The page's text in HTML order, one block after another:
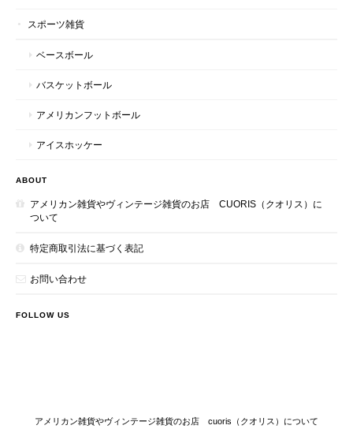
スポーツ雑貨
ベースボール
バスケットボール
アメリカンフットボール
アイスホッケー
ABOUT
アメリカン雑貨やヴィンテージ雑貨のお店 CUORIS（クオリス）に
ついて
特定商取引法に基づく表記
お問い合わせ
FOLLOW US
アメリカン雑貨やヴィンテージ雑貨のお店 cuoris（クオリス）について